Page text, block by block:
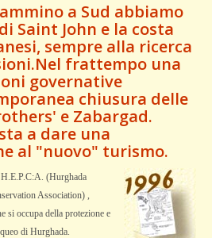
a Sud abbiamo
Saint John e la costa
sempre alla ricerca
frattempo una
governative
chiusura delle
e Zabargad.
a dare una
al "nuovo" turismo.
(Hurghada
Association) ,
si occupa della protezione e
di Hurghada.